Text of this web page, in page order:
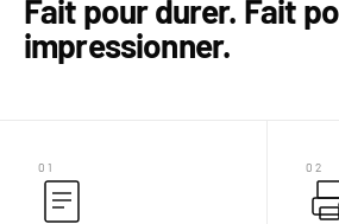
Fait pour durer. Fait
impressionner.
01 02